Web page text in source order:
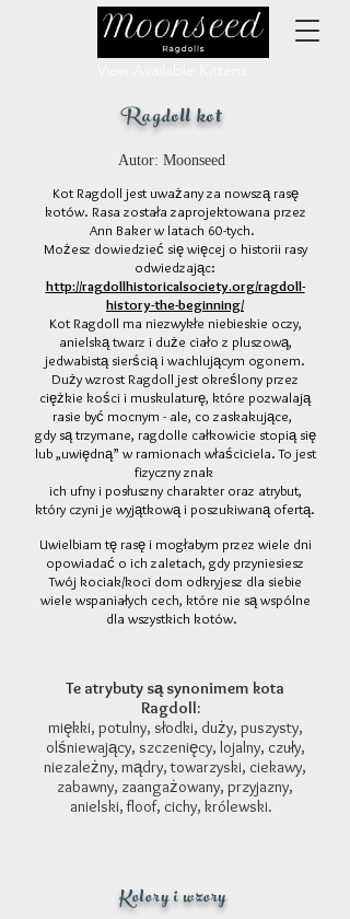
Ragdoll kot
Autor: Moonseed
Kot Ragdoll jest uważany za nowszą rasę
kotów. Rasa została zaprojektowana przez
Ann Baker w latach 60-tych.
Możesz dowiedzieć się więcej o historii rasy
odwiedzając:
http://ragdollhistoricalsociety.org/ragdoll-
history-the-beginning/
Kot Ragdoll ma niezwykłe niebieskie oczy,
anielską twarz i duże ciało z pluszową,
jedwabistą sierścią i wachlującym ogonem.
Duży wzrost Ragdoll jest określony przez
ciężkie kości i muskulaturę, które pozwalają
rasie być mocnym - ale, co zaskakujące,
gdy są trzymane, ragdolle całkowicie stopią się
lub „uwiędną” w ramionach właściciela. To jest
fizyczny znak
ich ufny i posłuszny charakter oraz atrybut,
który czyni je wyjątkową i poszukiwaną ofertą.
Uwielbiam tę rasę i mogłabym przez wiele dni
opowiadać o ich zaletach, gdy przyniesiesz
Twój kociak/koci dom odkryjesz dla siebie
wiele wspaniałych cech, które nie są wspólne
dla wszystkich kotów.
Te atrybuty są synonimem kota
Ragdoll:
miękki, potulny, słodki, duży, puszysty,
olśniewający, szczenięcy, lojalny, czuły,
niezależny, mądry, towarzyski, ciekawy,
zabawny, zaangażowany, przyjazny,
anielski, floof, cichy, królewski.
Kolory i wzory